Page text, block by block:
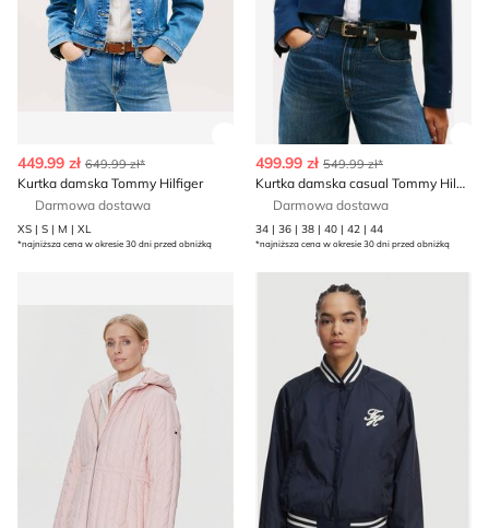
Zobacz szczegóły produktu
449.99 zł 649.99 zł*
Kurtka damska Tommy Hilfiger
Darmowa dostawa
XS | S | M | XL
*najniższa cena w okresie 30 dni przed obniżką
499.99 zł 549.99 zł*
Kurtka damska casual Tommy Hilfiger
Darmowa dostawa
34 | 36 | 38 | 40 | 42 | 44
*najniższa cena w okresie 30 dni przed obniżką
Kurtka damska Tommy